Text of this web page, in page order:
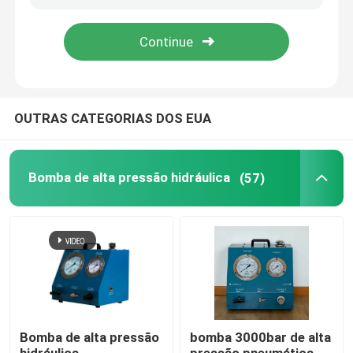
Sobre nós
Solicite um orçamento
Bomba de alta pressão hidráulica
Bomba pneumática hidráulica
OUTRAS CATEGORIAS DOS EUA
Bomba de alta pressão hidráulica (57)
Bomba de alta pressão
bomba 3000bar de alta